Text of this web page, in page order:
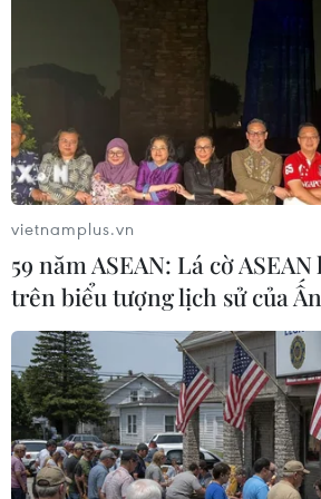
#Du lịch #Khách sạn #Nhà nghỉ
#Bất động sản
#Tiêu chuẩn 5 sao
#tin tức mới nhất
#tin tức 24h
#tin tức mới nhất trong ngày
#tin
vietnamplus.vn
59 năm ASEAN: Lá cờ
trên biểu tượng lịch sử của